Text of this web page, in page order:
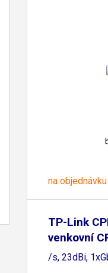
na objednávku
TP-Link
venkovní
867Mb
/s, 23dBi,